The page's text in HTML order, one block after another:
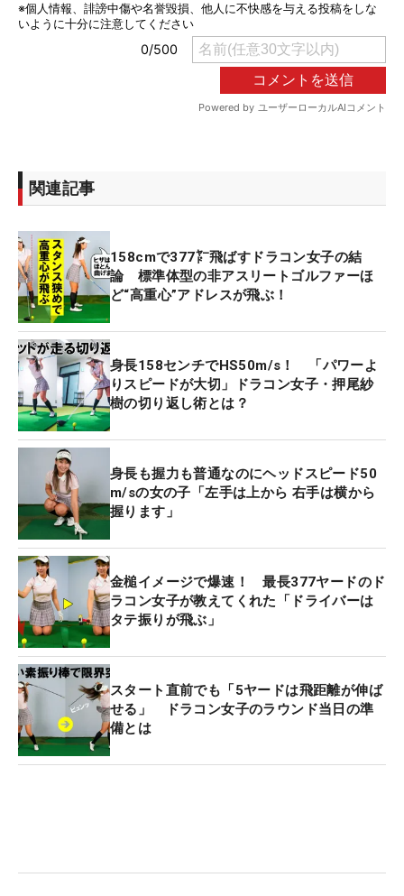
関連記事
158cmで377㍎飛ばすドラコン女子の結
論 標準体型の非アスリートゴルファーほ
ど“高重心”アドレスが飛ぶ！
身長158センチでHS50m/s！ 「パワーよ
りスピードが大切」ドラコン女子・押尾紗
樹の切り返し術とは？
身長も握力も普通なのにヘッドスピード50
m/sの女の子「左手は上から 右手は横から
握ります」
金槌イメージで爆速！ 最長377ヤードのド
ラコン女子が教えてくれた「ドライバーは
タテ振りが飛ぶ」
スタート直前でも「5ヤードは飛距離が伸ば
せる」 ドラコン女子のラウンド当日の準
備とは